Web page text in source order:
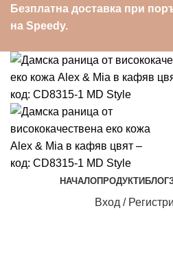
Безплатна доставка при
на Speedy.
НАЧАЛОПРОДУКТИ БЛОГ
Вход /